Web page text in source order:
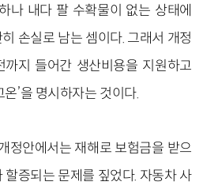
나 내다 팔 수확물이 없는 상태에
손실로 남는 셈이다. 그래서 개정
까지 들어간 생산비용을 지원하고
’을 명시하자는 것이다.
정안에서는 재해로 보험금을 받으
할증되는 문제를 짚었다. 자동차 사